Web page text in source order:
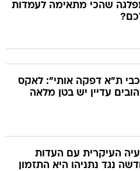
שהכי מתאימה לעמדות
ת"א דפקה אותי": לאקס
עדיין יש בטן מלאה
העיקרית עם העדות
נגד נתניהו היא התזמון